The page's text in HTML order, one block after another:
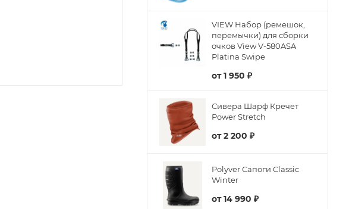
VIEW Набор (ремешок,
перемычки) для сборки
очков View V-580ASA
Platina Swipe
от1 950 ₽
Сивера Шарф Кречет
Power Stretch
от2 200 ₽
Polyver Сапоги Classic
Winter
от14 990 ₽